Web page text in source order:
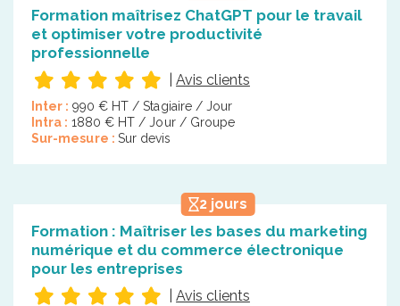
Formation maîtrisez ChatGPT pour le travail
et optimiser votre productivité
professionnelle
Avis clients
Inter : 990 € HT / Stagiaire / Jour
Intra : 1880 € HT / Jour / Groupe
Sur-mesure : Sur devis
2 jours
Formation : Maîtriser les bases du marketing
numérique et du commerce électronique
pour les entreprises
Avis clients